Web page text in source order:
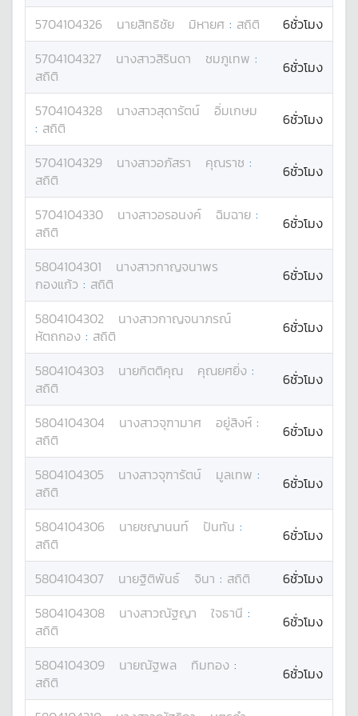
5704104326 นายสิทธิชัย มิหายศ : สถิติ
6ชั่วโมง
5704104327
นางสาวสิรินดา ชมภูเทพ :
สถิติ
6ชั่วโมง
5704104328 นางสาวสุดารัตน์
อิ่มเกษม
: สถิติ 6ชั่วโมง
5704104329 นางสาวอภัสรา คุณราช :
สถิติ
6ชั่วโมง
5704104330 นางสาวอรอนงค์ ฉิมฉาย :
สถิติ
6ชั่วโมง
5804104301 นางสาวกาญจนาพร
กองแก้ว : สถิติ 6ชั่วโมง
5804104302 นางสาวกาญจนาภรณ์
หัตถกอง : สถิติ 6ชั่วโมง
5804104303 นายกิตติคุณ คุณยศยิ่ง :
สถิติ
6ชั่วโมง
5804104304 นางสาวจุฑามาศ อยู่สิงห์ :
สถิติ
6ชั่วโมง
5804104305 นางสาวจุฑารัตน์ มูลเทพ :
สถิติ
6ชั่วโมง
5804104306 นายชญานนท์ ปันทัน :
สถิติ
6ชั่วโมง
5804104307 นายฐิติพันธ์ จินา : สถิติ
6ชั่วโมง
5804104308
นางสาวณัฐญา ใจธานี :
สถิติ
6ชั่วโมง
5804104309 นายณัฐพล ทิมทอง :
สถิติ
6ชั่วโมง